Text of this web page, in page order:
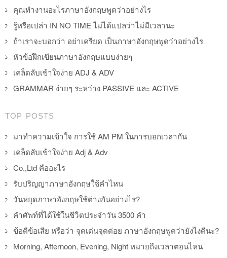
คุณทำงานอะไรภาษาอังกฤษพูดว่าอย่างไร
รู้หรือเปล่า IN NO TIME ไม่ได้แปลว่าไม่มีเวลานะ
ถ้าเราจะบอกว่า อย่าเครียด เป็นภาษาอังกฤษพูดว่าอย่างไร
หัวข้อฝึกเขียนภาษาอังกฤษแบบง่ายๆ
เคล็ดลับเข้าใจง่าย ADJ & ADV
GRAMMAR ง่ายๆ ระหว่าง PASSIVE และ ACTIVE
TOP POSTS
มาทำความเข้าใจ การใช้ AM PM ในการบอกเวลากัน
เคล็ดลับเข้าใจง่าย Adj & Adv
Co.,Ltd คืออะไร
รับปริญญาภาษาอังกฤษใช้คำไหน
วันหยุดภาษาอังกฤษใช้ต่างกันอย่างไร?
คำศัพท์ที่ได้ใช้ในชีวิตประจำวัน 3500 คำ
ข้อดีข้อเสีย หรือว่า จุดเด่นจุดด่อย ภาษาอังกฤษพูดว่ายังไงดีนะ?
Morning, Afternoon, Evening, Night หมายถึงเวลาตอนไหน